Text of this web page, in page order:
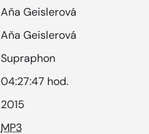
Aňa Geislerová
Aňa Geislerová
Supraphon
04:27:47 hod.
2015
MP3